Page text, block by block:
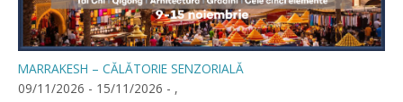
MARRAKESH – CĂLĂTORIE SENZORIALĂ
09/11/2026 - 15/11/2026 - ,